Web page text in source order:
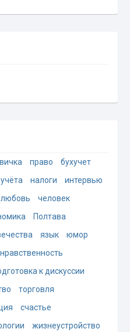
право
бухучет
налоги
интервью
любовь
человек
Полтава
язык
юмор
нравственность
к дискуссии
торговля
счастье
жизнеустройство